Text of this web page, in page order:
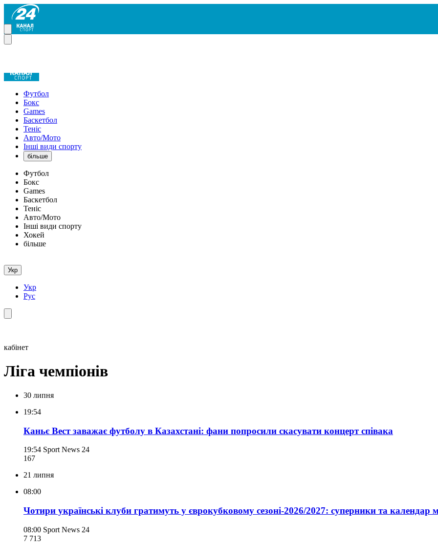
Футбол
Бокс
Games
Баскетбол
Теніс
Авто/Мото
Інші види спорту
більше
Футбол
Бокс
Games
Баскетбол
Теніс
Авто/Мото
Інші види спорту
Хокей
більше
Укр
Укр
Рус
кабінет
Ліга чемпіонів
30 липня
19:54
Каньє Вест заважає футболу в Казахстані: фани попросили скасувати концерт співака
19:54 Sport News 24
167
21 липня
08:00
Чотири українські клуби гратимуть у єврокубковому сезоні-2026/2027: суперники та календар
08:00 Sport News 24
7 713